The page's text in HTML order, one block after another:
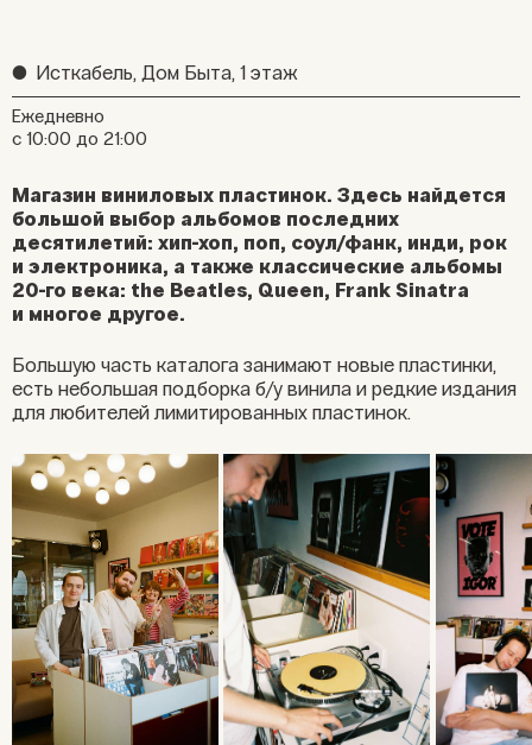
● Исткабель, Дом Быта, 1 этаж
Ежедневно
с 10:00 до 21:00
Магазин виниловых пластинок. Здесь найдется
большой выбор альбомов последних
десятилетий: хип-хоп, поп, соул/фанк, инди, рок
и электроника, а также классические альбомы
20-го века: the Beatles, Queen, Frank Sinatra
и многое другое.
Большую часть каталога занимают новые пластинки,
есть небольшая подборка б/у винила и редкие издания
для любителей лимитированных пластинок.